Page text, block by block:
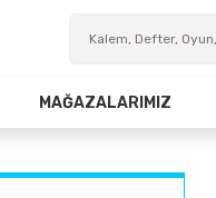
MAĞAZALARIMIZ